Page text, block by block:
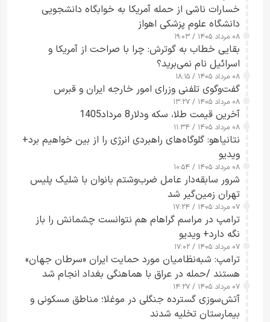
خسارات ناشی از حمله آمریکا به خوابگاه دانشجویی
دانشگاه علوم پزشکی اهواز
۰۸ مرداد ۱۴۰۵ / ۱۹:۰۳
بقایی خطاب به گوترش: چرا با صراحت از آمریکا و
اسرائیل نام نمی‌برید؟
۰۸ مرداد ۱۴۰۵ / ۱۸:۱۵
گفت‌وگوی تلفنی وزرای امور خارجه ایران و قبرس
۰۸ مرداد ۱۴۰۵ / ۱۳:۲۷
آخرین قیمت طلا، سکه ودلار8 مرداد1405
۰۸ مرداد ۱۴۰۵ / ۱۱:۳۴
نتانیاهو: گلوگاه‌های راهبردی انرژی را از بین خواهیم برد+
ویدیو
۰۸ مرداد ۱۴۰۵ / ۱۰:۵۴
شرور سابقه‌دار عامل ضرب‌وشتم بانوان با شلیک پلیس
تهران زمین‌گیر شد
۰۷ مرداد ۱۴۰۵ / ۱۷:۲۴
ترامپ در مراسم گراهام هم نتوانست چشمانش را باز
نگه دارد+ ویدیو
۰۷ مرداد ۱۴۰۵ / ۱۷:۰۲
ترامپ: شبه‌نظامیان مورد حمایت ایران «سرطان جهان»
هستند /حمله در عراق با هماهنگی بغداد انجام شد
۰۷ مرداد ۱۴۰۵ / ۱۴:۲۷
آتش‌سوزی گسترده جنگلی در موغلا؛ مناطق مسکونی و
بیمارستان تخلیه شدند